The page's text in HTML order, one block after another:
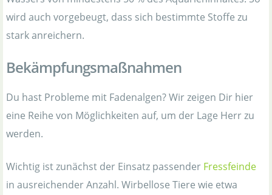
wird auch vorgebeugt, dass sich bestimmte Stoffe zu
stark anreichern.
Bekämpfungsmaßnahmen
Du hast Probleme mit Fadenalgen? Wir zeigen Dir hier
eine Reihe von Möglichkeiten auf, um der Lage Herr zu
werden.
Wichtig ist zunächst der Einsatz passender Fressfeinde
in ausreichender Anzahl. Wirbellose Tiere wie etwa